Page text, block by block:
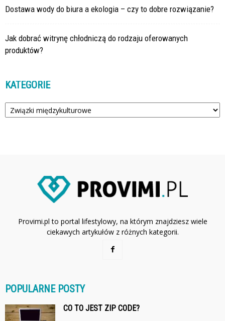
Dostawa wody do biura a ekologia – czy to dobre rozwiązanie?
Jak dobrać witrynę chłodniczą do rodzaju oferowanych
produktów?
KATEGORIE
Kategorie
Provimi.pl to portal lifestylowy, na którym znajdziesz wiele
ciekawych artykułów z różnych kategorii.
POPULARNE POSTY
CO TO JEST ZIP CODE?